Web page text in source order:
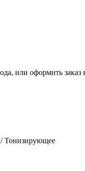
или оформить
Тонизирующее